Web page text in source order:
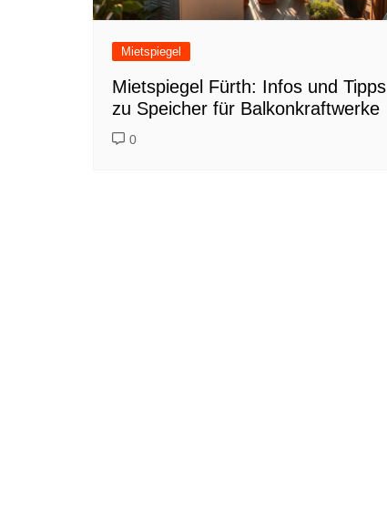
Mietspiegel
Mietspiegel Fürth: Infos und Tipps
zu Speicher für Balkonkraftwerke
0